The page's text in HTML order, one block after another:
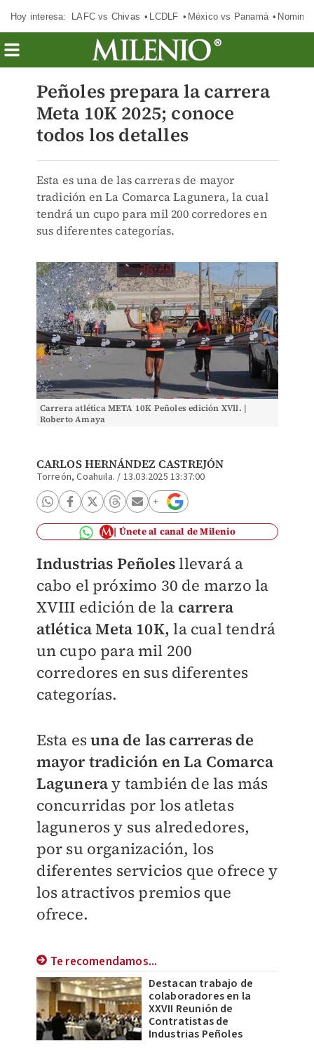
Hoy interesa: LAFC vs Chivas LCDLF México vs Panamá
Peñoles prepara la carrera
Meta 10K 2025; conoce
todos los detalles
Esta es una de las carreras de mayor
tradición en La Comarca Lagunera, la cual
tendrá un cupo para mil 200 corredores en
sus diferentes categorías.
Carrera atlética META 10K Peñoles edición XVll. |
Roberto Amaya
CARLOS HERNÁNDEZ CASTREJÓN
Torreón, Coahuila. / 13.03.2025 13:37:00
Únete al canal de Milenio
Industrias Peñolesllevará a
cabo el próximo 30 de marzo la
XVIII edición de la carrera
atlética Meta 10K, la cual tendrá
un cupo para mil 200
corredores en sus diferentes
categorías.
Esta esuna de las carreras de
mayor tradición en La Comarca
Laguneray también de las más
concurridas por los atletas
laguneros y sus alrededores,
por su organización, los
diferentes servicios que ofrece y
los atractivos premios que
ofrece.
Te recomendamos...
Destacan trabajo de
colaboradores en la
XXVII Reunión de
Contratistas de
Industrias Peñoles